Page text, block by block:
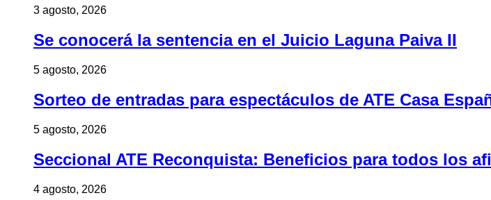
3 agosto, 2026
Se conocerá la sentencia en el Juicio Laguna Paiva II
5 agosto, 2026
Sorteo de entradas para espectáculos de ATE Casa
5 agosto, 2026
Seccional ATE Reconquista: Beneficios para todos los
4 agosto, 2026